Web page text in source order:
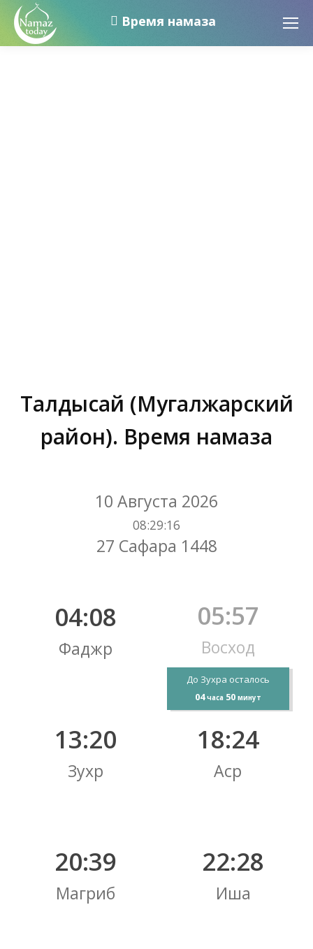
Время намаза
Талдысай (Мугалжарский
район). Время намаза
10 Августа 2026
08:29:16
27 Сафара 1448
04:08
Фаджр
05:57
Восход
До Зухра осталось
04 часа 50 минут
13:20
Зухр
18:24
Аср
20:39
Магриб
22:28
Иша